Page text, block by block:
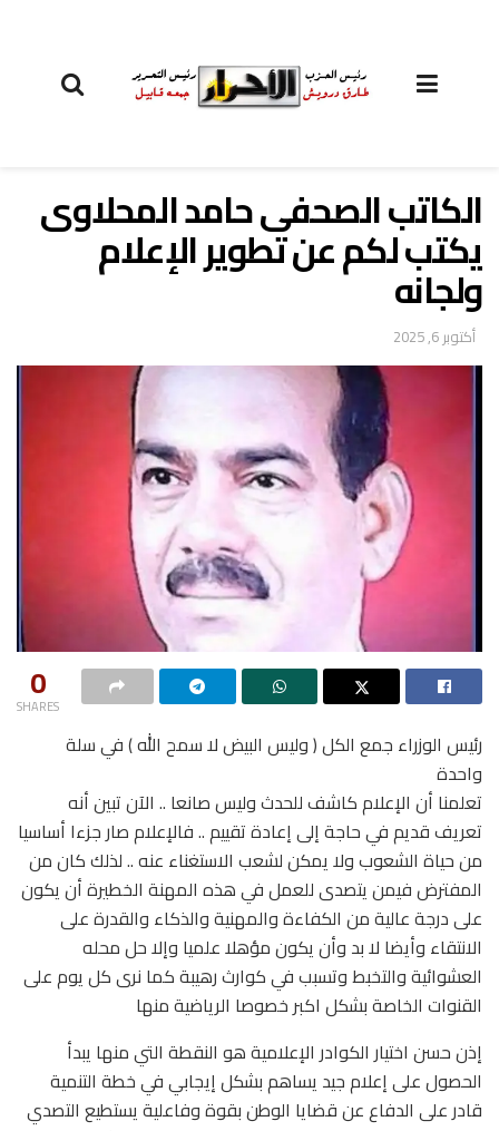
الكاتب الصحفى حامد المحلاوى
يكتب لكم عن تطوير الإعلام
ولجانه
أكتوبر 6, 2025
0
SHARES
رئيس الوزراء جمع الكل ( وليس البيض لا سمح الله ) في سلة
واحدة
تعلمنا أن الإعلام كاشف للحدث وليس صانعا .. الآن تبين أنه
تعريف قديم في حاجة إلى إعادة تقييم .. فالإعلام صار جزءا أساسيا
من حياة الشعوب ولا يمكن لشعب الاستغناء عنه .. لذلك كان من
المفترض فيمن يتصدى للعمل في هذه المهنة الخطيرة أن يكون
على درجة عالية من الكفاءة والمهنية والذكاء والقدرة على
الانتقاء وأيضا لا بد وأن يكون مؤهلا علميا وإلا حل محله
العشوائية والتخبط وتسبب في كوارث رهيبة كما نرى كل يوم على
القنوات الخاصة بشكل اكبر خصوصا الرياضية منها
إذن حسن اختيار الكوادر الإعلامية هو النقطة التي منها يبدأ
الحصول على إعلام جيد يساهم بشكل إيجابي في خطة التنمية
قادر على الدفاع عن قضايا الوطن بقوة وفاعلية يستطيع التصدي